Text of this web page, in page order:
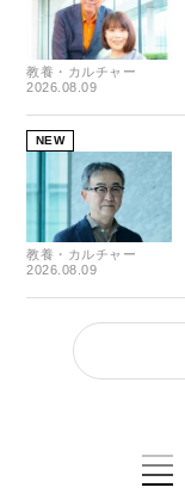
教養・カルチャー
2026.08.09
NEW
教養・カルチャー
2026.08.09